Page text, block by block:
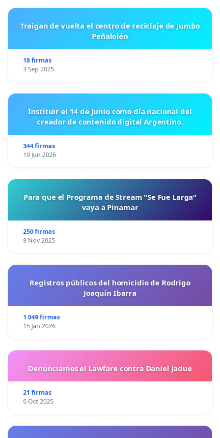
Traigan de vuelta el centro de reciclaje de Jumbo
Peñalolén
18 firmas
3 Sep 2025
Instituir el 14 de Junio como día nacional del
creador de contenido digital Argentino.
344 firmas
19 Jun 2026
Para que el Programa de Stream "Se Fue Larga"
vaya a Pinamar
250 firmas
8 Nov 2025
Registros públicos del homicidio de Rodrigo
Joaquín Ibarra
1 049 firmas
15 Jan 2026
Denunciamos el Lawfare contra Daniel Jadue
21 firmas
6 Oct 2025